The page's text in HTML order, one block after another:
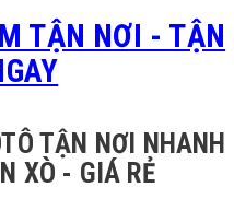
TẬN NƠI - TẬN
TẬN NƠI NHANH
XÒ - GIÁ RẺ